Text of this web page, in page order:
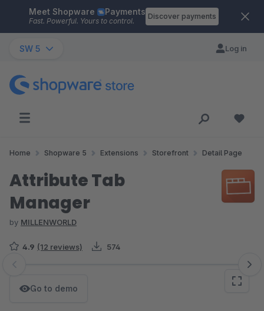
Skip to main content
Meet Shopware Payments
Fast. Powerful. Yours to control.
Discover payments
SW 5 Log in
Home Shopware 5 Extensions Storefront Detail Page
Attribute Tab
Manager
by MILLENWORLD
4.9 (12 reviews) 574
Skip image gallery
Go to demo